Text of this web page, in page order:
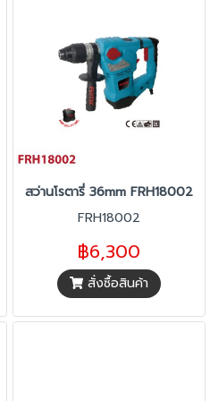
สว่านโรตารี่ 36mm FRH18002
FRH18002
฿6,300
สั่งซื้อสินค้า